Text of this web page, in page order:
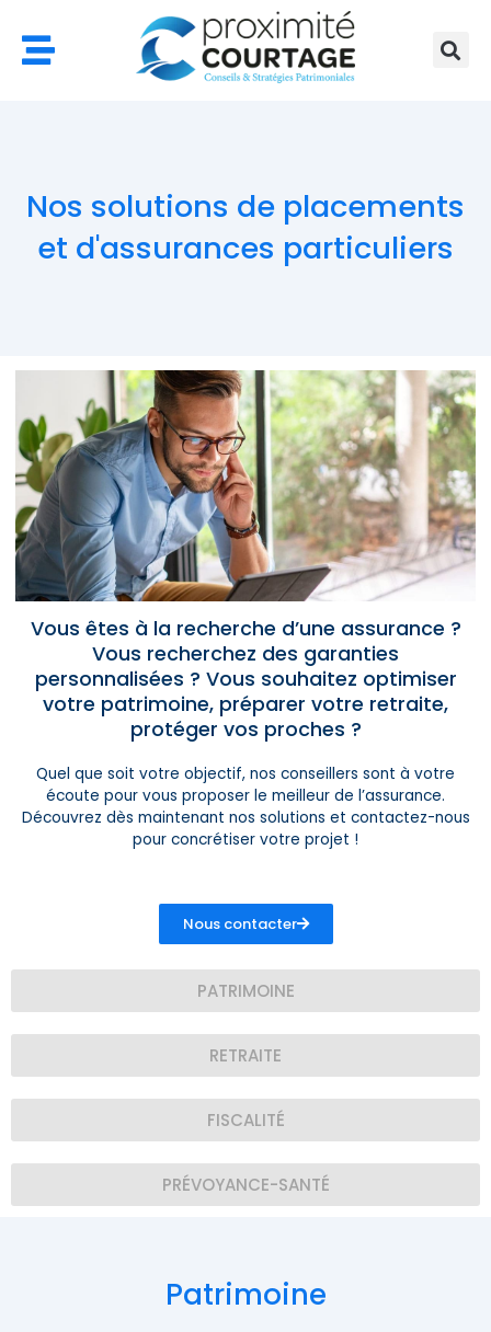
contenu
Nos solutions de placements
et d'assurances particuliers
Vous êtes à la recherche d’une assurance ?
Vous recherchez des garanties
personnalisées ? Vous souhaitez optimiser
votre patrimoine, préparer votre retraite,
protéger vos proches ?
Quel que soit votre objectif, nos conseillers sont à votre
écoute pour vous proposer le meilleur de l’assurance.
Découvrez dès maintenant nos solutions et contactez-nous
pour concrétiser votre projet !
Nous contacter
PATRIMOINE
RETRAITE
FISCALITÉ
PRÉVOYANCE-SANTÉ
Patrimoine